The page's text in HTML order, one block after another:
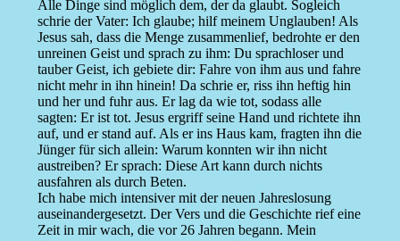
Alle Dinge sind möglich dem, der da glaubt. Sogleich
schrie der Vater: Ich glaube; hilf meinem Unglauben! Als
Jesus sah, dass die Menge zusammenlief, bedrohte er den
unreinen Geist und sprach zu ihm: Du sprachloser und
tauber Geist, ich gebiete dir: Fahre von ihm aus und fahre
nicht mehr in ihn hinein! Da schrie er, riss ihn heftig hin
und her und fuhr aus. Er lag da wie tot, sodass alle
sagten: Er ist tot. Jesus ergriff seine Hand und richtete ihn
auf, und er stand auf. Als er ins Haus kam, fragten ihn die
Jünger für sich allein: Warum konnten wir ihn nicht
austreiben? Er sprach: Diese Art kann durch nichts
ausfahren als durch Beten.
Ich habe mich intensiver mit der neuen Jahreslosung
auseinandergesetzt. Der Vers und die Geschichte rief eine
Zeit in mir wach, die vor 26 Jahren begann. Mein